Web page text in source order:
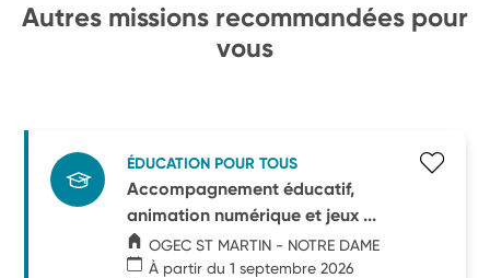
Autres missions recommandées pour
vous
ÉDUCATION POUR TOUS
Accompagnement éducatif,
animation numérique et jeux ...
OGEC ST MARTIN - NOTRE DAME
À partir du 1 septembre 2026